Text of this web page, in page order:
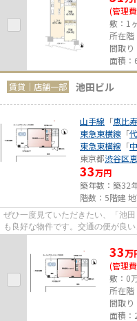
(管理
敷：1
所在階
間取り
面積
賃貸｜店舗一部 池田ビル
山手線 「恵比寿
東急東横線 「
東急東横線 「
東京都渋谷区
33万円
築年数：築32
階数：5階建
ぜひ一度見ていただきたい、「池
も良好な物件です。交通の便が良
33万
(管理
敷：0
所在階
間取り
面積